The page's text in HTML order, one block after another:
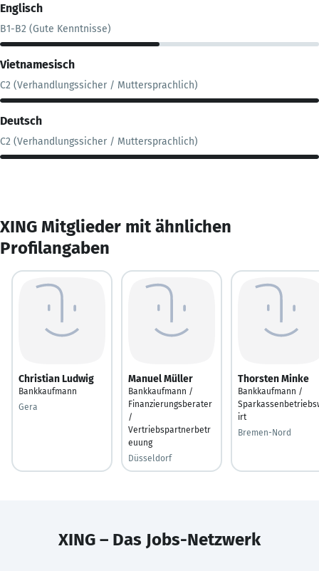
Englisch
B1-B2 (Gute Kenntnisse)
Vietnamesisch
C2 (Verhandlungssicher / Muttersprachlich)
Deutsch
C2 (Verhandlungssicher / Muttersprachlich)
XING Mitglieder mit ähnlichen
Profilangaben
Christian Ludwig
Bankkaufmann
Gera
Manuel Müller
Bankkaufmann /
Finanzierungsberater
/
Vertriebspartnerbetr
euung
Düsseldorf
Thorsten Minke
Bankkaufmann /
irt
Bremen-Nord
XING – Das Jobs-Netzwerk